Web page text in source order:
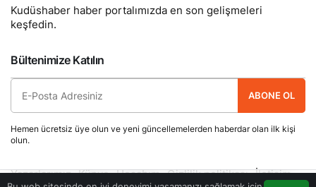
Kudüshaber haber portalımızda en son gelişmeleri
keşfedin.
Bültenimize Katılın
ABONE OL
Hemen ücretsiz üye olun ve yeni güncellemelerden haberdar olan ilk kişi
olun.
Yazarlarımız Künye Hesabım Gizlilik politikası İletişim